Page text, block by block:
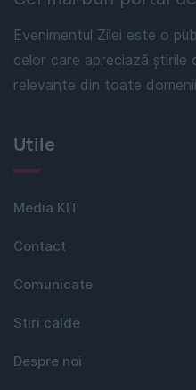
Evenimentul Zilei este o
celor care apreciază știrile
relevante din toate
Utile
Media KIT
Contact
Comunicate
Stiri calde
Despre noi